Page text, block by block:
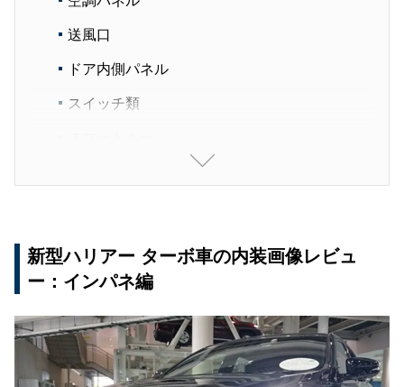
送風口
ドア内側パネル
スイッチ類
特徴１：レッドのアクセントカラーを採用
メーターフード
ドア内側パネル
ハイブリッド車の内装・インテリア
新型ハリアー ターボ車の内装画像レビュ
ー：インパネ編